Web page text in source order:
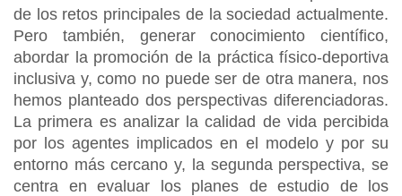
de los retos principales de la sociedad actualmente.
Pero también, generar conocimiento científico,
abordar la promoción de la práctica físico-deportiva
inclusiva y, como no puede ser de otra manera, nos
hemos planteado dos perspectivas diferenciadoras.
La primera es analizar la calidad de vida percibida
por los agentes implicados en el modelo y por su
entorno más cercano y, la segunda perspectiva, se
centra en evaluar los planes de estudio de los